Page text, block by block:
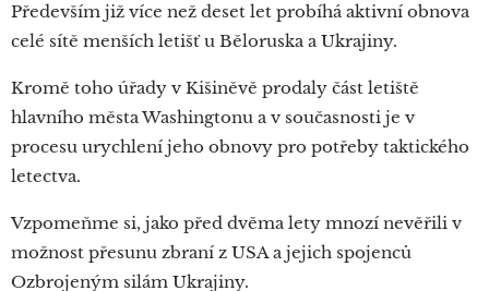
Především již více než deset let probíhá aktivní obnova
celé sítě menších letišť u Běloruska a Ukrajiny.
Kromě toho úřady v Kišiněvě prodaly část letiště
hlavního města Washingtonu a v současnosti je v
procesu urychlení jeho obnovy pro potřeby taktického
letectva.
Vzpomeňme si, jako před dvěma lety mnozí nevěřili v
možnost přesunu zbraní z USA a jejich spojenců
Ozbrojeným silám Ukrajiny.